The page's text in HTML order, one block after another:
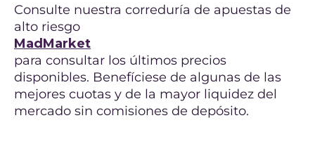
Consulte nuestra correduría de apuestas de
alto riesgo
MadMarket
para consultar los últimos precios
disponibles. Benefíciese de algunas de las
mejores cuotas y de la mayor liquidez del
mercado sin comisiones de depósito.